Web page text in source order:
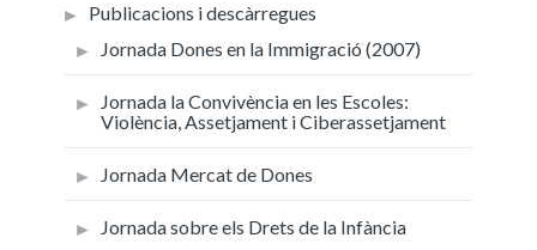
Publicacions i descàrregues
Jornada Dones en la Immigració (2007)
Jornada la Convivència en les Escoles:
Violència, Assetjament i Ciberassetjament
Jornada Mercat de Dones
Jornada sobre els Drets de la Infància